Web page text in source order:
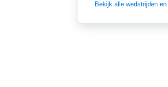
Bekijk alle wedstrijden